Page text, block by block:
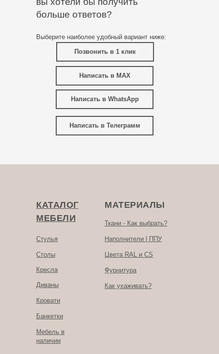
больше ответов?
Выберите наиболее удобный вариант ниже:
Написать в WhatsApp
Написать в MAX
Написать в Телеграмм
Позвонить в 1 клик
Ткани - Как выбрать?
Наполнители | ППУ
Цвета RAL и CS
Фурнитура
Как ухаживать?
МАТЕРИАЛЫ
Стулья
Кресла
Столы
Диваны
Кровати
Банкетки
Мебель в
наличии
КАТАЛОГ
МЕБЕЛИ